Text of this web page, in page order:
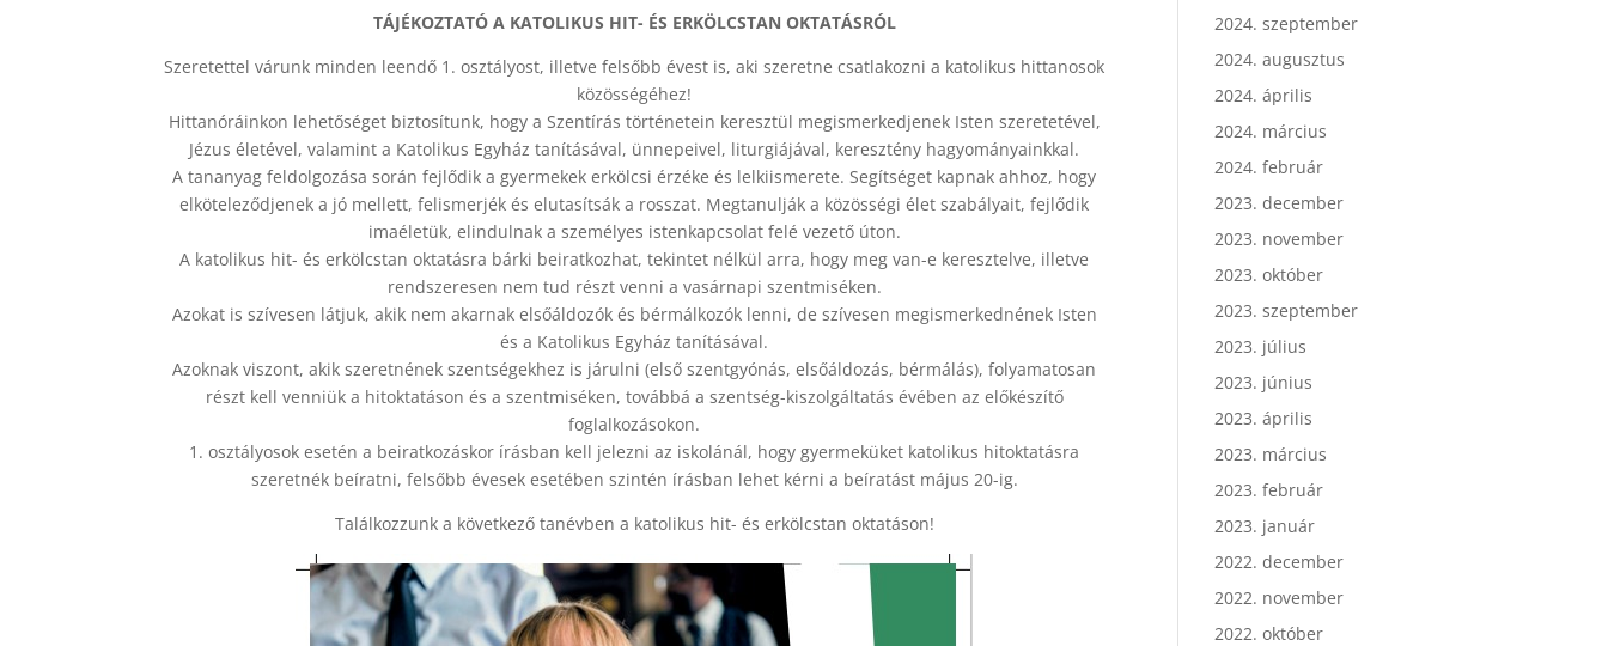
TÁJÉKOZTATÓ A KATOLIKUS HIT- ÉS ERKÖLCSTAN OKTATÁSRÓL
Szeretettel várunk minden leendő 1. osztályost, illetve felsőbb évest is, aki szeretne csatlakozni a katolikus hittanosok
közösségéhez!
Hittanóráinkon lehetőséget biztosítunk, hogy a Szentírás történetein keresztül megismerkedjenek Isten szeretetével,
Jézus életével, valamint a Katolikus Egyház tanításával, ünnepeivel, liturgiájával, keresztény hagyományainkkal.
A tananyag feldolgozása során fejlődik a gyermekek erkölcsi érzéke és lelkiismerete. Segítséget kapnak ahhoz, hogy
elköteleződjenek a jó mellett, felismerjék és elutasítsák a rosszat. Megtanulják a közösségi élet szabályait, fejlődik
imaéletük, elindulnak a személyes istenkapcsolat felé vezető úton.
A katolikus hit- és erkölcstan oktatásra bárki beiratkozhat, tekintet nélkül arra, hogy meg van-e keresztelve, illetve
rendszeresen nem tud részt venni a vasárnapi szentmiséken.
Azokat is szívesen látjuk, akik nem akarnak elsőáldozók és bérmálkozók lenni, de szívesen megismerkednének Isten
és a Katolikus Egyház tanításával.
Azoknak viszont, akik szeretnének szentségekhez is járulni (első szentgyónás, elsőáldozás, bérmálás), folyamatosan
részt kell venniük a hitoktatáson és a szentmiséken, továbbá a szentség-kiszolgáltatás évében az előkészítő
foglalkozásokon.
1. osztályosok esetén a beiratkozáskor írásban kell jelezni az iskolánál, hogy gyermeküket katolikus hitoktatásra
szeretnék beíratni, felsőbb évesek esetében szintén írásban lehet kérni a beíratást május 20-ig.
Találkozzunk a következő tanévben a katolikus hit- és erkölcstan oktatáson!
2024. szeptember
2024. augusztus
2024. április
2024. március
2024. február
2023. december
2023. november
2023. október
2023. szeptember
2023. július
2023. június
2023. április
2023. március
2023. február
2023. január
2022. december
2022. november
2022. október